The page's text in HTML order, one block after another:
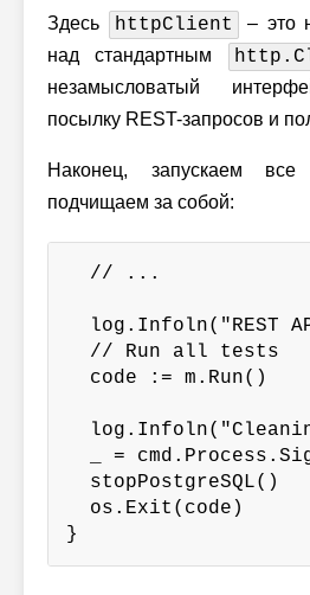
Здесь httpClient
– это
над стандартным
незамысловатый
посылку REST-запросов и
Наконец, запускаем
подчищаем за собой:
  // ...
log.Infoln("REST
  // Run all tests
  code := m.Run()
_ =
  stopPostgreSQL()
  os.Exit(code)
}